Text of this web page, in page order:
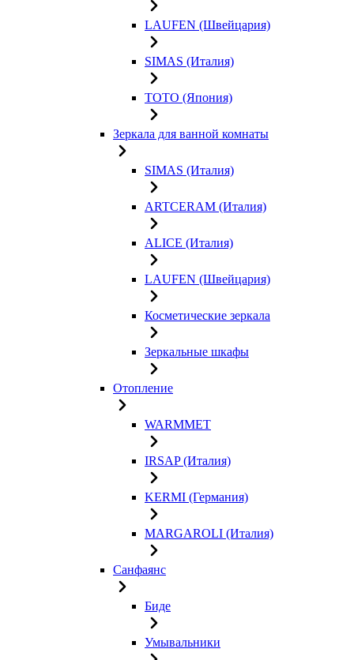
LAUFEN (Швейцария)
SIMAS (Италия)
TOTO (Япония)
Зеркала для ванной комнаты
SIMAS (Италия)
ARTCERAM (Италия)
ALICE (Италия)
LAUFEN (Швейцария)
Косметические зеркала
Зеркальные шкафы
Отопление
WARMMET
IRSAP (Италия)
KERMI (Германия)
MARGAROLI (Италия)
Санфаянс
Биде
Умывальники